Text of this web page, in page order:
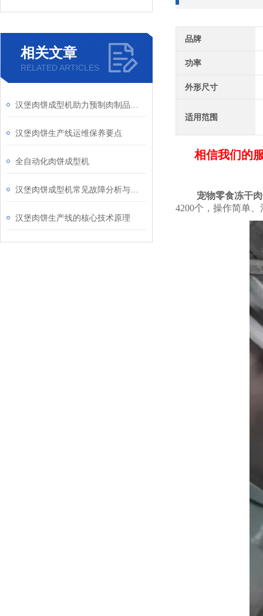
相关文章
RELATED ARTICLES
汉堡肉饼生产线运维保养要点
全自动化肉饼成型机
汉堡肉饼生产线的核心技术原理
品牌
功率
外形尺寸
适用范围
相信我们的
宠物零食冻干
4200个，操作简单